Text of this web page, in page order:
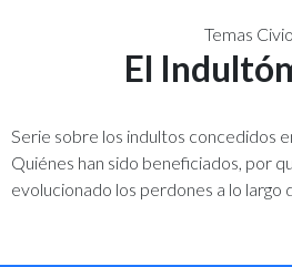
Temas Civio
El
Serie sobre los indultos concedidos
Quiénes han sido beneficiados, por
evolucionado los perdones a lo largo